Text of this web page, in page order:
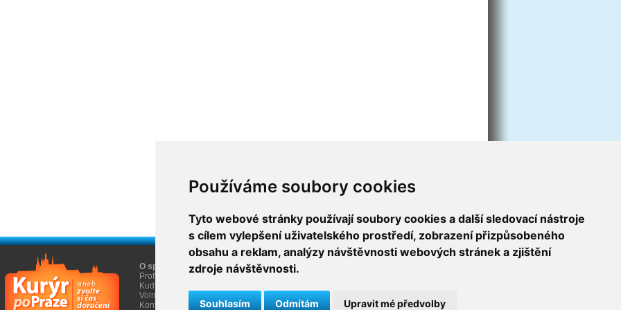
Používáme soubory cookies
Tyto webové stránky používají soubory cookies a další sledovací nástroje
s cílem vylepšení uživatelského prostředí, zobrazení přizpůsobeného
obsahu a reklam, analýzy návštěvnosti webových stránek a zjištění
zdroje návštěvnosti.
Souhlasím Odmítám Upravit mé předvolby
O společnosti
Profil firmy AGEM
Kudy k nám
Volná místa
Kontakty
O nákupu
Obchodní informace